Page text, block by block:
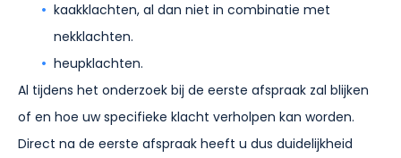
kaakklachten, al dan niet in combinatie met
nekklachten.
heupklachten.
Al tijdens het onderzoek bij de eerste afspraak zal blijken
of en hoe uw specifieke klacht verholpen kan worden.
Direct na de eerste afspraak heeft u dus duidelijkheid